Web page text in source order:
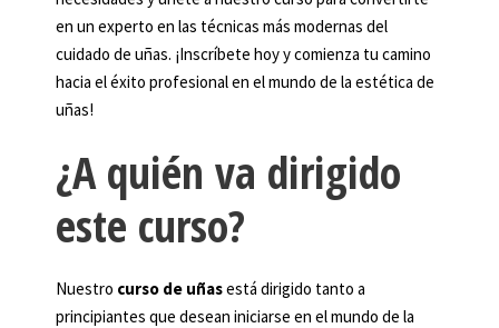
en un experto en las técnicas más modernas del
cuidado de uñas. ¡Inscríbete hoy y comienza tu camino
hacia el éxito profesional en el mundo de la estética de
uñas!
¿A quién va dirigido
este curso?
Nuestro curso de uñasestá dirigido tanto a
principiantes que desean iniciarse en el mundo de la